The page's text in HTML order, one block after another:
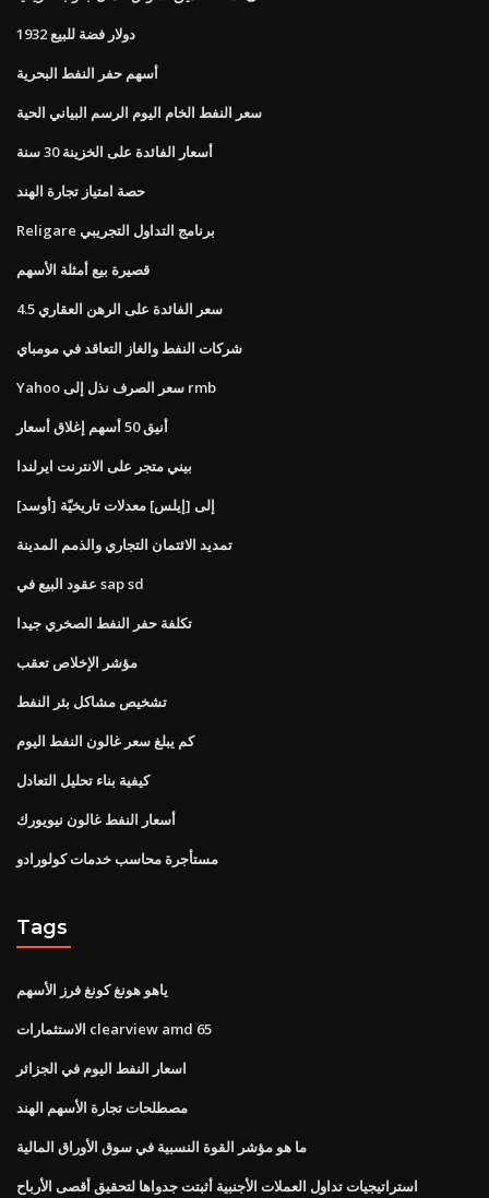
1932 دولار فضة للبيع
أسهم حفر النفط البحرية
سعر النفط الخام اليوم الرسم البياني الحية
أسعار الفائدة على الخزينة 30 سنة
حصة امتياز تجارة الهند
Religare برنامج التداول التجريبي
قصيرة بيع أمثلة الأسهم
4.5 سعر الفائدة على الرهن العقاري
شركات النفط والغاز التعاقد في مومباي
Yahoo سعر الصرف نذل إلى rmb
أنيق 50 أسهم إغلاق أسعار
بيني متجر على الانترنت ايرلندا
[أوسد] إلى [إيلس] معدلات تاريخيّة
تمديد الائتمان التجاري والذمم المدينة
عقود البيع في sap sd
تكلفة حفر النفط الصخري جيدا
مؤشر الإخلاص تعقب
تشخيص مشاكل بئر النفط
كم يبلغ سعر غالون النفط اليوم
كيفية بناء تحليل التعادل
أسعار النفط غالون نيويورك
مستأجرة محاسب خدمات كولورادو
Tags
ياهو هونغ كونغ فرز الأسهم
الاستثمارات clearview amd 65
اسعار النفط اليوم في الجزائر
مصطلحات تجارة الأسهم الهند
ما هو مؤشر القوة النسبية في سوق الأوراق المالية
استراتيجيات تداول العملات الأجنبية أثبتت جدواها لتحقيق أقصى الأرباح